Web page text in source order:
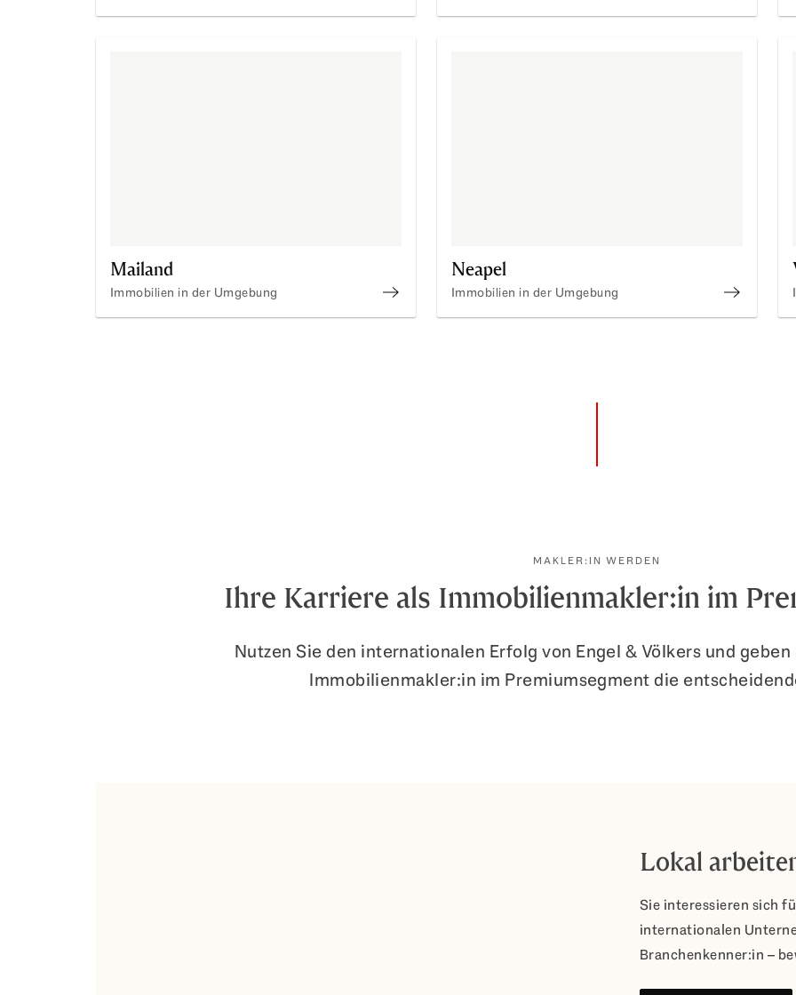
Mailand
Immobilien in der Umgebung
Neapel
Immobilien in der Umgebung
MAKLER:IN WERDEN
Ihre Karriere als Immobilienmakler:in im
Nutzen Sie den internationalen Erfolg von Engel & Völkers und
Immobilienmakler:in im Premiumsegment die
Lokal
Sie interessieren sich
internationalen
Branchenkenner:in –